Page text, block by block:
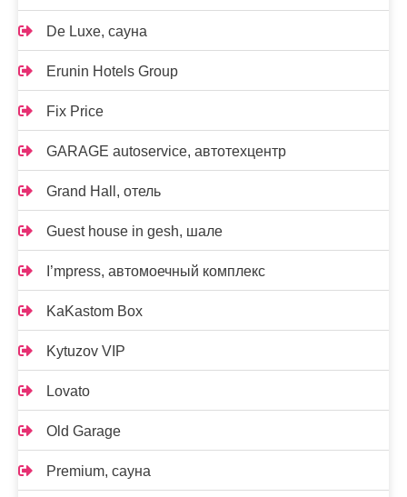
De Luxe, сауна
Erunin Hotels Group
Fix Price
GARAGE autoservice, автотехцентр
Grand Hall, отель
Guest house in gesh, шале
I’mpress, автомоечный комплекс
KaKastom Box
Kytuzov VIP
Lovato
Old Garage
Premium, сауна